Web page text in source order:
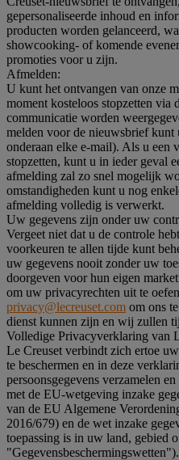
gepersonaliseerde inhoud en
producten worden gelanceerd,
showcooking- of komende
promoties voor u zijn.
Afmelden:
U kunt het ontvangen van onze
moment kosteloos stopzetten via
communicatie worden
melden voor de nieuwsbrief
onderaan elke e-mail). Als u een
stopzetten, kunt u in ieder geval
afmelding zal zo snel mogelijk
omstandigheden kunt u nog
afmelding volledig is verwerkt.
Uw gegevens zijn onder uw
Vergeet niet dat u de controle
voorkeuren te allen tijde kunt
uw gegevens nooit zonder uw
doorgeven voor hun eigen
om uw privacyrechten uit te
privacy@lecreuset.com om ons
dienst kunnen zijn en wij zullen
Volledige Privacyverklaring van
Le Creuset verbindt zich ertoe
te beschermen en in deze
persoonsgegevens verzamelen
met de EU-wetgeving inzake
van de EU Algemene
2016/679) en de wet inzake
toepassing is in uw land, gebied
"Gegevensbeschermingswetten").